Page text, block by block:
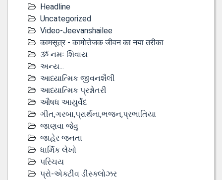
Headline
Uncategorized
Video-Jeevanshailee
कामसूत्र - कामोत्तेजक जीवन का नया तरीका
ૐ નમઃ શિવાય
અન્ય...
આધ્યાત્મિક જીવનશૈલી
આધ્યાત્મિક પ્રશ્નોતરી
ઔષધ આયુર્વેદ
ગીત,ગરબા,પ્રાર્થના,ભજન,પ્રભાતિયા
જાણવા જેવુ
જાહેર જનતા
ધાર્મિક લેખો
પરિચય
પ્રો-એક્ટીવ ડીસ્‍ક્લોઝર